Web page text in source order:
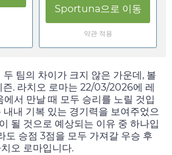
Sportuna으로 이동
약관 적용
팀의 차이가 크지 않은 가운데, 볼
. 라치오 로마는 22/03/2026에 레
서 만날 때 모두 승리를 노릴 것입
내내 기복 있는 경기력을 보여주었으
될 것으로 예상되는 이유 중 하나입
도 승점 3점을 모두 가져갈 우승 후
오 로마입니다.